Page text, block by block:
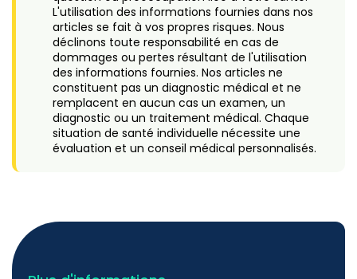
L'utilisation des informations fournies dans nos
articles se fait à vos propres risques. Nous
déclinons toute responsabilité en cas de
dommages ou pertes résultant de l'utilisation
des informations fournies. Nos articles ne
constituent pas un diagnostic médical et ne
remplacent en aucun cas un examen, un
diagnostic ou un traitement médical. Chaque
situation de santé individuelle nécessite une
évaluation et un conseil médical personnalisés.